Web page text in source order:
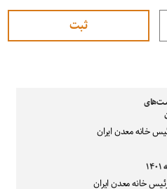
خانه معدن ایران
خانه معدن ایران